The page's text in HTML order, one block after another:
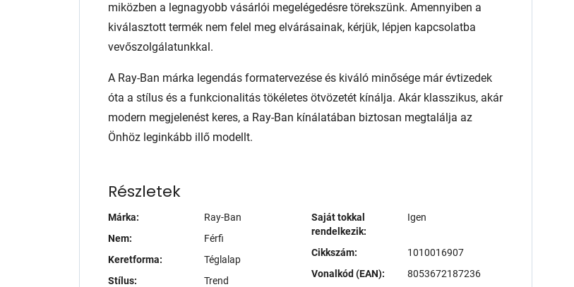
miközben a legnagyobb vásárlói megelégedésre törekszünk. Amennyiben a
kiválasztott termék nem felel meg elvárásainak, kérjük, lépjen kapcsolatba
vevőszolgálatunkkal.
A Ray-Ban márka legendás formatervezése és kiváló minősége már évtizedek
óta a stílus és a funkcionalitás tökéletes ötvözetét kínálja. Akár klasszikus, akár
modern megjelenést keres, a Ray-Ban kínálatában biztosan megtalálja az
Önhöz leginkább illő modellt.
Részletek
Márka:
Ray-Ban
Nem:
Férfi
Keretforma:
Téglalap
Stílus:
Trend
Saját tokkal
rendelkezik:
Igen
Cikkszám:
1010016907
Vonalkód (EAN):
8053672187236